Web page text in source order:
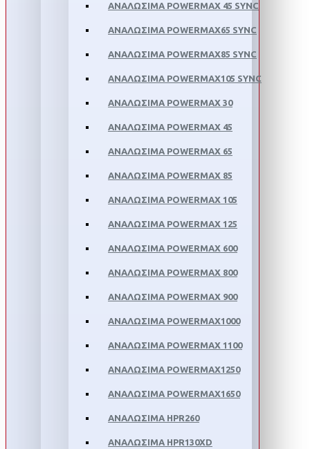
ΑΝΑΛΩΣΙΜΑ POWERMAX 45 SYNC
ΑΝΑΛΩΣΙΜΑ POWERMAX65 SYNC
ΑΝΑΛΩΣΙΜΑ POWERMAX85 SYNC
ΑΝΑΛΩΣΙΜΑ POWERMAX105 SYNC
ΑΝΑΛΩΣΙΜΑ POWERMAX 30
ΑΝΑΛΩΣΙΜΑ POWERMAX 45
ΑΝΑΛΩΣΙΜΑ POWERMAX 65
ΑΝΑΛΩΣΙΜΑ POWERMAX 85
ΑΝΑΛΩΣΙΜΑ POWERMAX 105
ΑΝΑΛΩΣΙΜΑ POWERMAX 125
ΑΝΑΛΩΣΙΜΑ POWERMAX 600
ΑΝΑΛΩΣΙΜΑ POWERMAX 800
ΑΝΑΛΩΣΙΜΑ POWERMAX 900
ΑΝΑΛΩΣΙΜΑ POWERMAX1000
ΑΝΑΛΩΣΙΜΑ POWERMAX 1100
ΑΝΑΛΩΣΙΜΑ POWERMAX1250
ΑΝΑΛΩΣΙΜΑ POWERMAX1650
ΑΝΑΛΩΣΙΜΑ HPR260
ΑΝΑΛΩΣΙΜΑ HPR130XD